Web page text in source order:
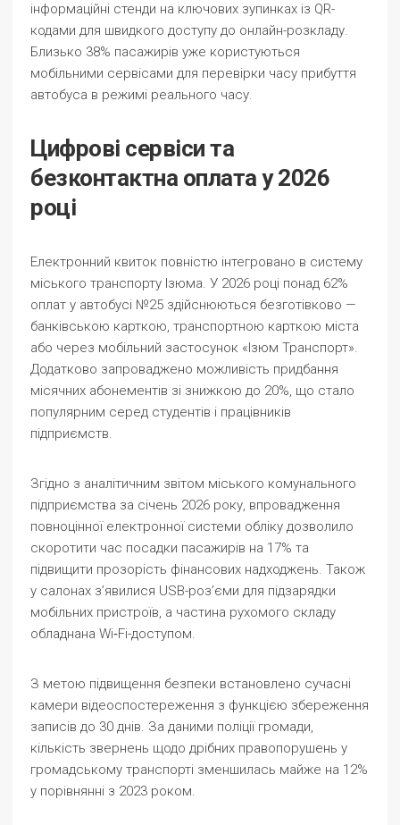
інформаційні стенди на ключових зупинках із QR-
кодами для швидкого доступу до онлайн-розкладу.
Близько 38% пасажирів уже користуються
мобільними сервісами для перевірки часу прибуття
автобуса в режимі реального часу.
Цифрові сервіси та
безконтактна оплата у 2026
році
Електронний квиток повністю інтегровано в систему
міського транспорту Ізюма. У 2026 році понад 62%
оплат у автобусі №25 здійснюються безготівково —
банківською карткою, транспортною карткою міста
або через мобільний застосунок «Ізюм Транспорт».
Додатково запроваджено можливість придбання
місячних абонементів зі знижкою до 20%, що стало
популярним серед студентів і працівників
підприємств.
Згідно з аналітичним звітом міського комунального
підприємства за січень 2026 року, впровадження
повноцінної електронної системи обліку дозволило
скоротити час посадки пасажирів на 17% та
підвищити прозорість фінансових надходжень. Також
у салонах з’явилися USB-роз’єми для підзарядки
мобільних пристроїв, а частина рухомого складу
обладнана Wi‑Fi-доступом.
З метою підвищення безпеки встановлено сучасні
камери відеоспостереження з функцією збереження
записів до 30 днів. За даними поліції громади,
кількість звернень щодо дрібних правопорушень у
громадському транспорті зменшилась майже на 12%
у порівнянні з 2023 роком.